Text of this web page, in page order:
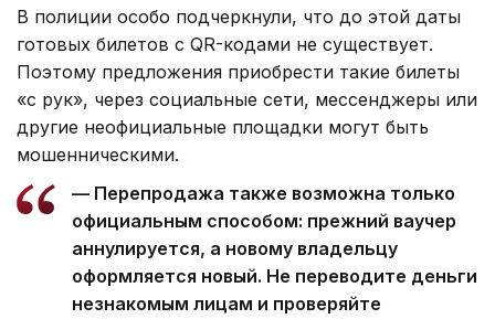
В полиции особо подчеркнули, что до этой даты
готовых билетов с QR-кодами не существует.
Поэтому предложения приобрести такие билеты
«с рук», через социальные сети, мессенджеры или
другие неофициальные площадки могут быть
мошенническими.
— Перепродажа также возможна только
официальным способом: прежний ваучер
аннулируется, а новому владельцу
оформляется новый. Не переводите деньги
незнакомым лицам и проверяйте